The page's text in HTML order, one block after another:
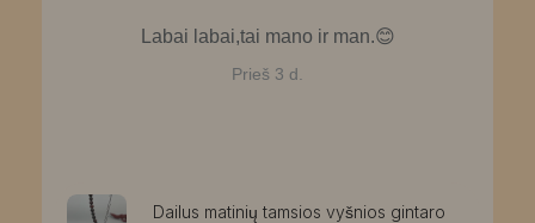
Labai labai,tai mano ir man.😊
Prieš 3 d.
Dailus matinių tamsios vyšnios gintaro